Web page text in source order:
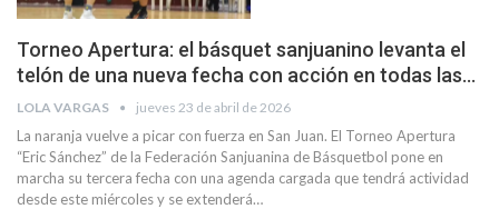
Torneo Apertura: el básquet sanjuanino levanta el
telón de una nueva fecha con acción en todas las…
LOLA VARGAS jueves 23 de abril de 2026
La naranja vuelve a picar con fuerza en San Juan. El Torneo Apertura
“Eric Sánchez” de la Federación Sanjuanina de Básquetbol pone en
marcha su tercera fecha con una agenda cargada que tendrá actividad
desde este miércoles y se extenderá…